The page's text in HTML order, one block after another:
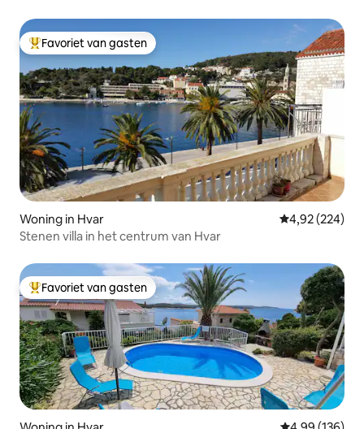
Topfavoriet van gasten
Favoriet van gasten
Woning in Hvar Gemiddelde
4,92 (224)
Stenen villa in het centrum van Hvar
Topfavoriet van gasten
Favoriet van gasten